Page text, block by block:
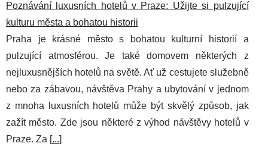
Poznávání luxusních hotelů v Praze: Užijte si pulzující
kulturu města a bohatou historii
Praha je krásné město s bohatou kulturní historií a
pulzující atmosférou. Je také domovem některých z
nejluxusnějších hotelů na světě. Ať už cestujete služebně
nebo za zábavou, návštěva Prahy a ubytování v jednom
z mnoha luxusních hotelů může být skvělý způsob, jak
zažít město. Zde jsou některé z výhod návštěvy hotelů v
Praze. Za [...]